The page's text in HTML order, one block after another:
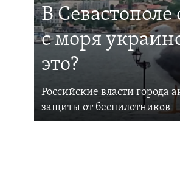
В
с моря
это?
Российские власти города
защиты от беспилотников